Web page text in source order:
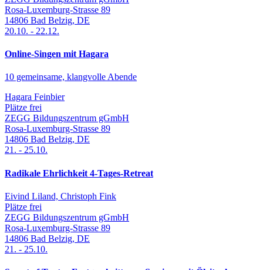
Rosa-Luxemburg-Strasse 89
14806 Bad Belzig, DE
20.10. - 22.12.
Online-Singen mit Hagara
10 gemeinsame, klangvolle Abende
Hagara Feinbier
Plätze frei
ZEGG Bildungszentrum gGmbH
Rosa-Luxemburg-Strasse 89
14806 Bad Belzig, DE
21. - 25.10.
Radikale Ehrlichkeit 4-Tages-Retreat
Eivind Liland, Christoph Fink
Plätze frei
ZEGG Bildungszentrum gGmbH
Rosa-Luxemburg-Strasse 89
14806 Bad Belzig, DE
21. - 25.10.